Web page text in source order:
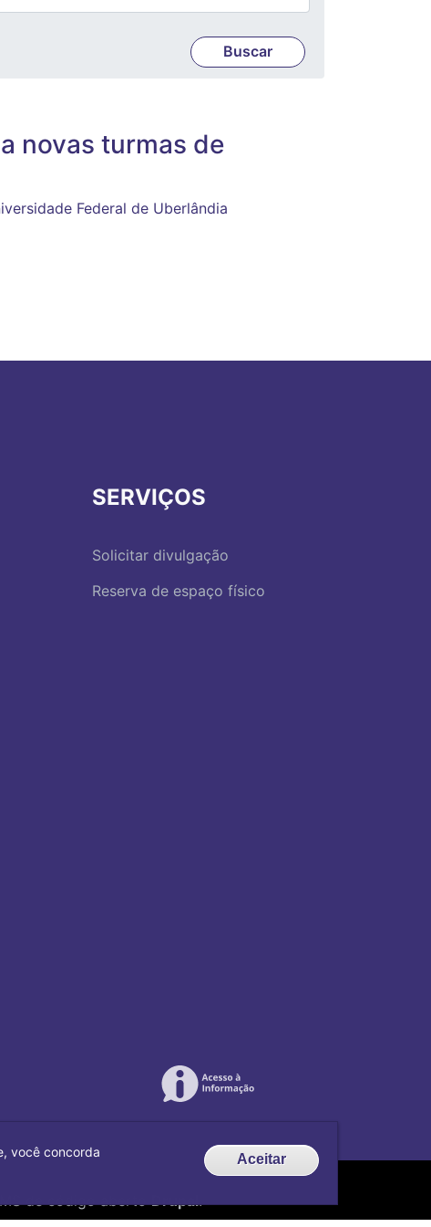
novas turmas de
Federal de Uberlândia
SERVIÇOS
Solicitar divulgação
Reserva de espaço físico
de código aberto Drupal
você concorda
Aceitar